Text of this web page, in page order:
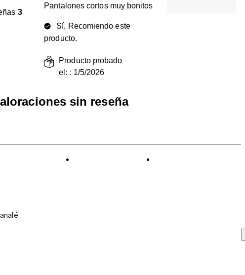
3
Pantalones cortos muy bonitos
Sí, Recomiendo este
producto.
Producto probado
el: : 1/5/2026
sin reseña